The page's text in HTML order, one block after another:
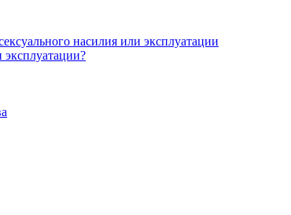
насилия или эксплуатации